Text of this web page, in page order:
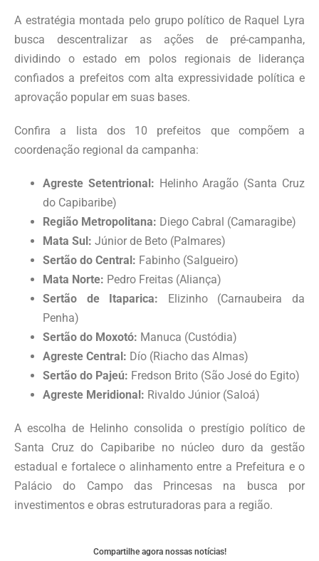
A estratégia montada pelo grupo político de Raquel Lyra
busca descentralizar as ações de pré-campanha,
dividindo o estado em polos regionais de liderança
confiados a prefeitos com alta expressividade política e
aprovação popular em suas bases.
Confira a lista dos 10 prefeitos que compõem a
coordenação regional da campanha:
Agreste Setentrional: Helinho Aragão (Santa Cruz
do Capibaribe)
Região Metropolitana: Diego Cabral (Camaragibe)
Mata Sul: Júnior de Beto (Palmares)
Sertão do Central: Fabinho (Salgueiro)
Mata Norte: Pedro Freitas (Aliança)
Sertão de Itaparica: Elizinho (Carnaubeira da
Penha)
Sertão do Moxotó: Manuca (Custódia)
Agreste Central: Dío (Riacho das Almas)
Sertão do Pajeú: Fredson Brito (São José do Egito)
Agreste Meridional: Rivaldo Júnior (Saloá)
A escolha de Helinho consolida o prestígio político de
Santa Cruz do Capibaribe no núcleo duro da gestão
estadual e fortalece o alinhamento entre a Prefeitura e o
Palácio do Campo das Princesas na busca por
investimentos e obras estruturadoras para a região.
Compartilhe agora nossas notícias!